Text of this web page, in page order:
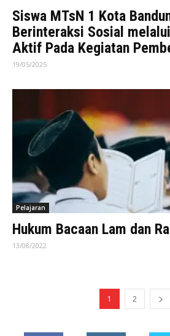
Siswa MTsN 1 Kota
Berinteraksi Sosial
Aktif Pada Kegiatan
19/05/2025
Pelajaran
Hukum Bacaan Lam dan
13/08/2022
1 2